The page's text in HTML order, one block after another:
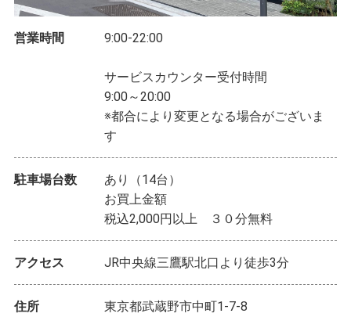
営業時間 9:00-22:00
サービスカウンター受付時間
9:00～20:00
※都合により変更となる場合がございま
す
駐車場台数
あり（14台）
お買上金額
税込2,000円以上 ３０分無料
アクセス JR中央線三鷹駅北口より徒歩3分
住所
東京都武蔵野市中町1-7-8